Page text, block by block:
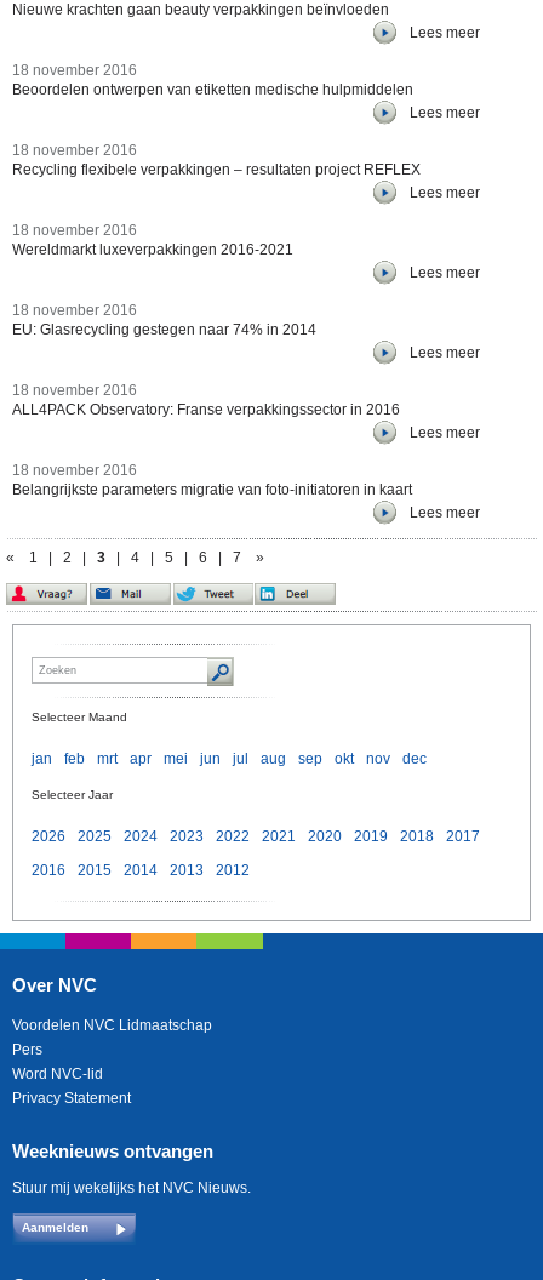
Nieuwe krachten gaan beauty verpakkingen beïnvloeden
Lees meer
18 november 2016
Beoordelen ontwerpen van etiketten medische hulpmiddelen
Lees meer
18 november 2016
Recycling flexibele verpakkingen – resultaten project REFLEX
Lees meer
18 november 2016
Wereldmarkt luxeverpakkingen 2016-2021
Lees meer
18 november 2016
EU: Glasrecycling gestegen naar 74% in 2014
Lees meer
18 november 2016
ALL4PACK Observatory: Franse verpakkingssector in 2016
Lees meer
18 november 2016
Belangrijkste parameters migratie van foto-initiatoren in kaart
Lees meer
« 1 2 3 4 5 6 7 »
Selecteer Maand
jan feb mrt apr mei jun jul aug sep okt nov dec
Selecteer Jaar
2026 2025 2024 2023 2022 2021 2020 2019 2018
2017
2016
2015 2014 2013 2012
Over NVC
Voordelen NVC Lidmaatschap
Pers
Word NVC-lid
Privacy Statement
Weeknieuws ontvangen
Stuur mij wekelijks het NVC Nieuws.
Aanmelden